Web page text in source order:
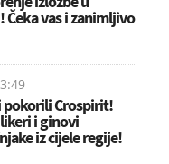
Čeka vas i zanimljivo
pokorili Crospirit!
i ginovi
iz cijele regije!